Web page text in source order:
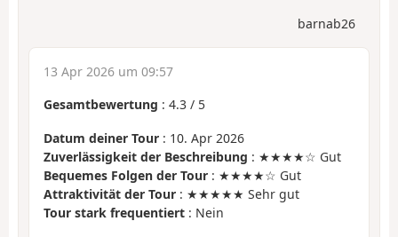
barnab26
13 Apr 2026 um 09:57
Gesamtbewertung : 4.3 / 5
Datum deiner Tour : 10. Apr 2026
Zuverlässigkeit der Beschreibung : ★★★★☆ Gut
Bequemes Folgen der Tour : ★★★★☆ Gut
Attraktivität der Tour : ★★★★★ Sehr gut
Tour stark frequentiert : Nein